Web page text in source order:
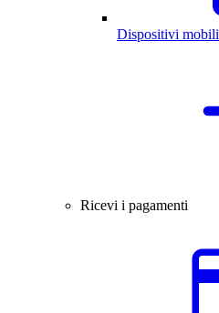
Dispositivi mobili
Ricevi i pagamenti